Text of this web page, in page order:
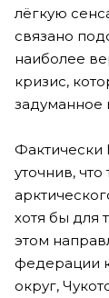
лёгкую
связано
наиболее
кризис,
задуманное
Фактически
уточнив,
хотя бы для
этом
федерации
округ,